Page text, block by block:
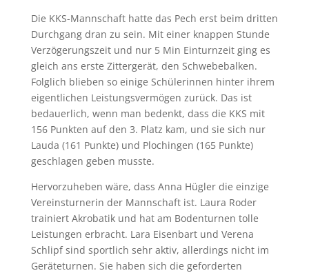
Die KKS-Mannschaft hatte das Pech erst beim dritten
Durchgang dran zu sein. Mit einer knappen Stunde
Verzögerungszeit und nur 5 Min Einturnzeit ging es
gleich ans erste Zittergerät, den Schwebebalken.
Folglich blieben so einige Schülerinnen hinter ihrem
eigentlichen Leistungsvermögen zurück. Das ist
bedauerlich, wenn man bedenkt, dass die KKS mit
156 Punkten auf den 3. Platz kam, und sie sich nur
Lauda (161 Punkte) und Plochingen (165 Punkte)
geschlagen geben musste.
Hervorzuheben wäre, dass Anna Hügler die einzige
Vereinsturnerin der Mannschaft ist. Laura Roder
trainiert Akrobatik und hat am Bodenturnen tolle
Leistungen erbracht. Lara Eisenbart und Verena
Schlipf sind sportlich sehr aktiv, allerdings nicht im
Geräteturnen. Sie haben sich die geforderten